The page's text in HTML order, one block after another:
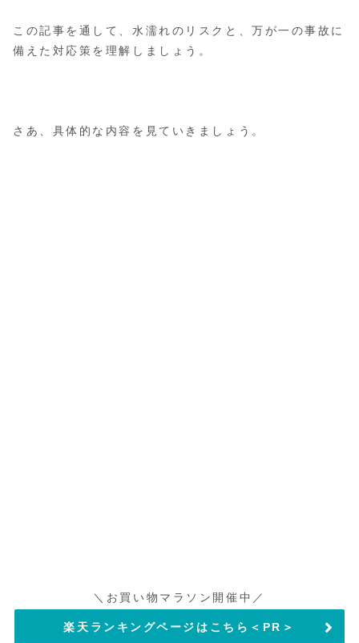
この記事を通して、水濡れのリスクと、万が一の事故に
備えた対応策を理解しましょう。
さあ、具体的な内容を見ていきましょう。
＼お買い物マラソン開催中／
楽天ランキングページはこちら＜PR＞